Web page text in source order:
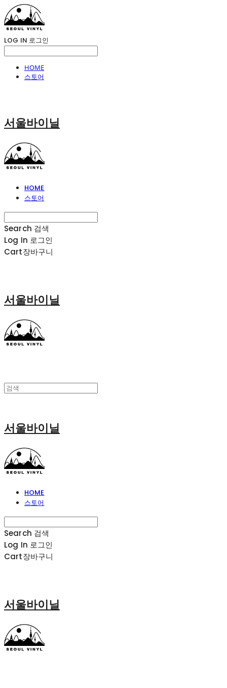
LOG IN 로그인
HOME
스토어
서울바이닐
HOME
스토어
Search 검색
Log In 로그인
Cart장바구니
서울바이닐
서울바이닐
HOME
스토어
Search 검색
Log In 로그인
Cart장바구니
서울바이닐